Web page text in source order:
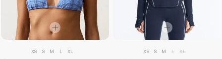
XS S M L XL XS S M L XL